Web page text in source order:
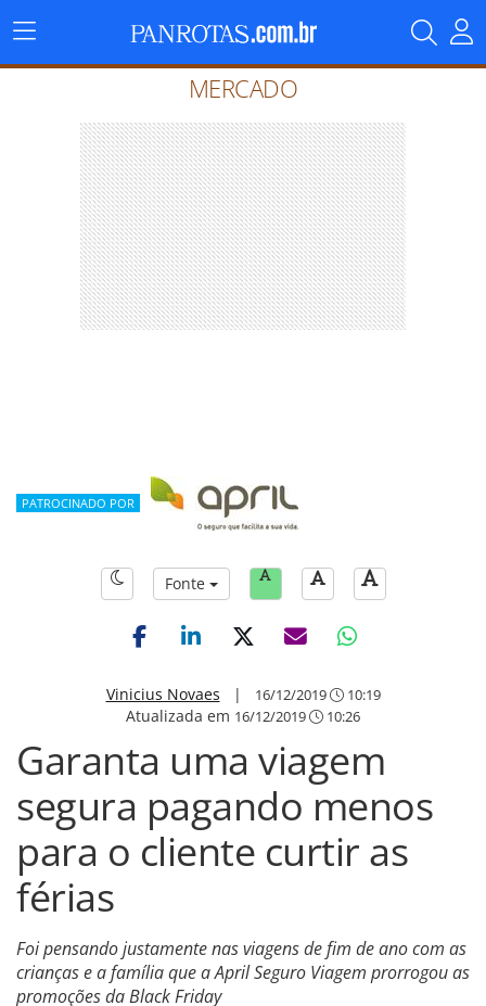
Menu
Principal
MERCADO
PATROCINADO POR
Fonte
Vinicius Novaes | 16/12/2019 10:19
Atualizada em 16/12/2019 10:26
Garanta uma viagem
segura pagando menos
para o cliente curtir as
férias
Foi pensando justamente nas viagens de fim de ano com as
crianças e a família que a April Seguro Viagem prorrogou as
promoções da Black Friday